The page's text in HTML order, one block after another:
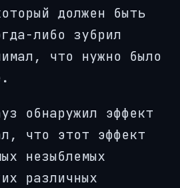
должен быть
либо зубрил
что нужно было
обнаружил эффект
что этот эффект
незыблемых
различных